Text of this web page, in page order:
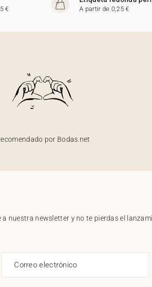
€ A partir de 0,25 €
por Bodas.net
a nuestra newsletter y no te pierdas el
Correo electrónico